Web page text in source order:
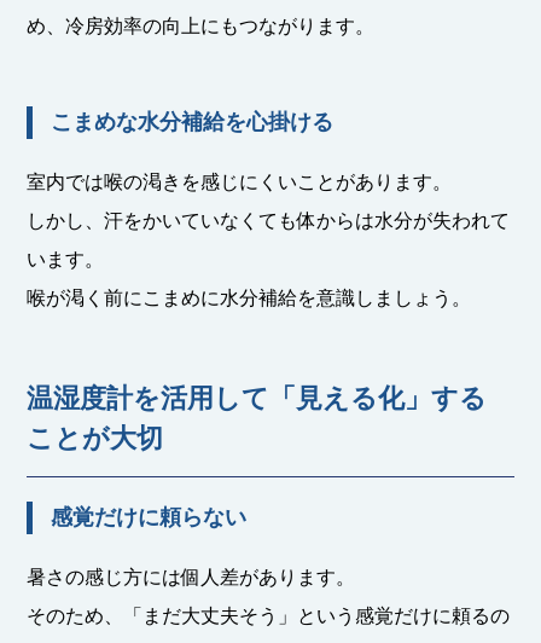
め、冷房効率の向上にもつながります。
こまめな水分補給を心掛ける
室内では喉の渇きを感じにくいことがあります。
しかし、汗をかいていなくても体からは水分が失われて
います。
喉が渇く前にこまめに水分補給を意識しましょう。
温湿度計を活用して「見える化」する
ことが大切
感覚だけに頼らない
暑さの感じ方には個人差があります。
そのため、「まだ大丈夫そう」という感覚だけに頼るの